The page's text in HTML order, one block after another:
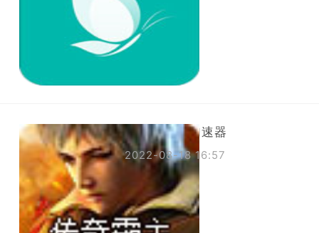
怎么下老王加速器
2022-08-18 16:57